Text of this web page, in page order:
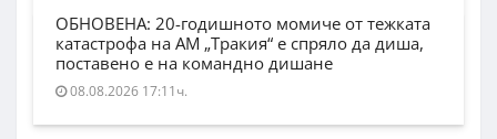
ОБНОВЕНА: 20-годишното момиче от тежката
катастрофа на АМ „Тракия“ е спряло да диша,
поставено е на командно дишане
08.08.2026 17:11ч.